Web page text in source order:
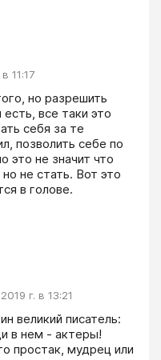
11:17
но разрешить
все таки это
себя за те
позволить себе по
это не значит что
не стать. Вот это
в голове.
г. в 13:21
великий писатель:
в нем - актеры!
простак, мудрец или